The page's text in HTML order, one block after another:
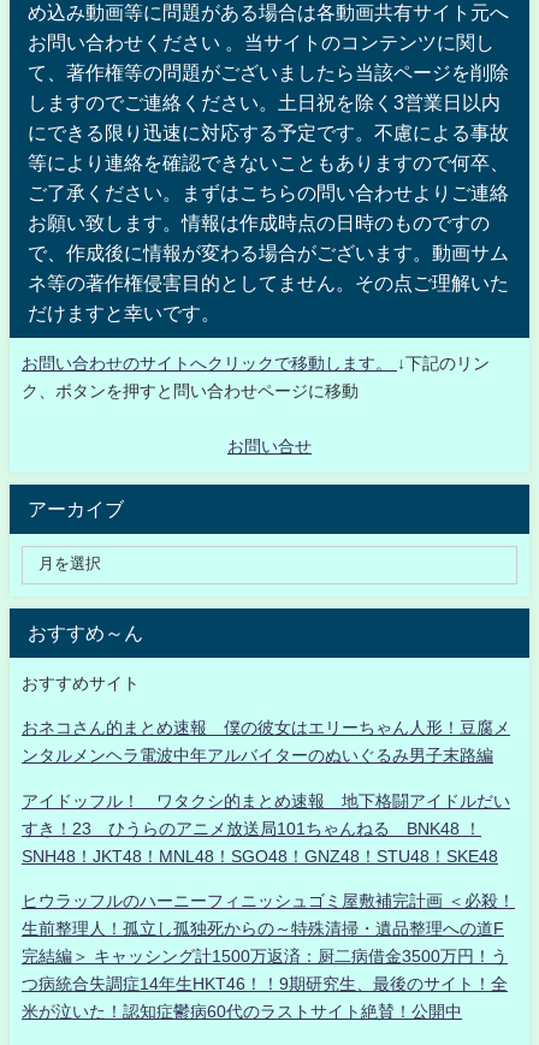
め込み動画等に問題がある場合は各動画共有サイト元へ
お問い合わせください 。当サイトのコンテンツに関し
て、著作権等の問題がございましたら当該ページを削除
しますのでご連絡ください。土日祝を除く3営業日以内
にできる限り迅速に対応する予定です。不慮による事故
等により連絡を確認できないこともありますので何卒、
ご了承ください。まずはこちらの問い合わせよりご連絡
お願い致します。情報は作成時点の日時のものですの
で、作成後に情報が変わる場合がございます。動画サム
ネ等の著作権侵害目的としてません。その点ご理解いた
だけますと幸いです。
お問い合わせのサイトへクリックで移動します。
↓下記のリン
ク、ボタンを押すと問い合わせページに移動
お問い合せ
アーカイブ
おすすめ～ん
おすすめサイト
おネコさん的まとめ速報 僕の彼女はエリーちゃん人形！豆腐メ
ンタルメンヘラ電波中年アルバイターのぬいぐるみ男子末路編
アイドッフル！ ワタクシ的まとめ速報 地下格闘アイドルだい
すき！23 ひうらのアニメ放送局101ちゃんねる BNK48 ！
SNH48！JKT48！MNL48！SGO48！GNZ48！STU48！SKE48
ヒウラッフルのハーニーフィニッシュゴミ屋敷補完計画 ＜必殺！
生前整理人！孤立し孤独死からの～特殊清掃・遺品整理への道F
完結編＞ キャッシング計1500万返済：厨二病借金3500万円！う
つ病統合失調症14年生HKT46！！9期研究生、最後のサイト！全
米が泣いた！認知症鬱病60代のラストサイト絶賛！公開中